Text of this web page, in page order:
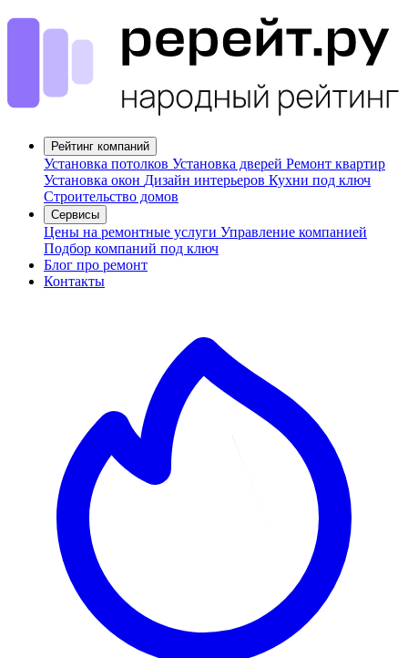
Рейтинг компаний
Установка потолков Установка дверей Ремонт квартир
Установка окон Дизайн интерьеров Кухни под ключ
Строительство домов
Сервисы
Цены на ремонтные услуги Управление компанией
Подбор компаний под ключ
Блог про ремонт
Контакты